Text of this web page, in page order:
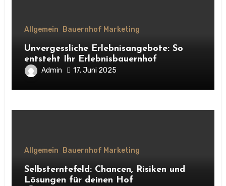
Allgemein Bauernhof Marketing
Unvergessliche Erlebnisangebote: So
entsteht Ihr Erlebnisbauernhof
Admin 17. Juni 2025
Allgemein Bauernhof Marketing
Selbsterntefeld: Chancen, Risiken und
Lösungen für deinen Hof